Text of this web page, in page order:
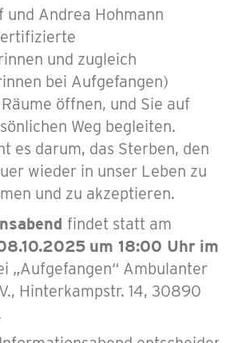
und Andrea Hohmann
und zugleich
bei Aufgefangen)
öffnen, und Sie auf
Weg begleiten.
es darum, das Sterben, den
wieder in unser Leben zu
und zu akzeptieren.
findet statt am
um 18:00 Uhr im
„Aufgefangen“ Ambulanter
Hinterkampstr. 14, 30890